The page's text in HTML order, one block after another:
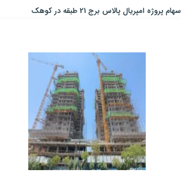
سهام پروژه امپریال پالاس برج 21 طبقه در کوهک